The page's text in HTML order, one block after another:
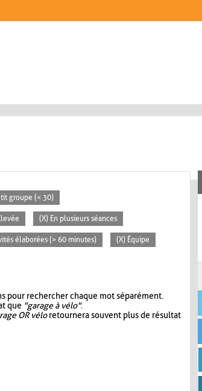
groupe (< 30)
(X) En plusieurs séances
élaborées (> 60 minutes) (X) Équipe
pour rechercher chaque mot séparément.
que "garage à vélo".
OR véloretournera souvent plus de résultat